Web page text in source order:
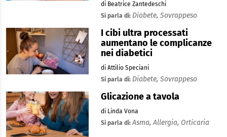
di Beatrice Zantedeschi
Si parla di: Diabete, Sovrappeso
I cibi ultra processati
aumentano le complicanze
nei diabetici
di Attilio Speciani
Si parla di: Diabete, Sovrappeso
Glicazione a tavola
di Linda Vona
Si parla di:Asma,Allergia, Orticaria